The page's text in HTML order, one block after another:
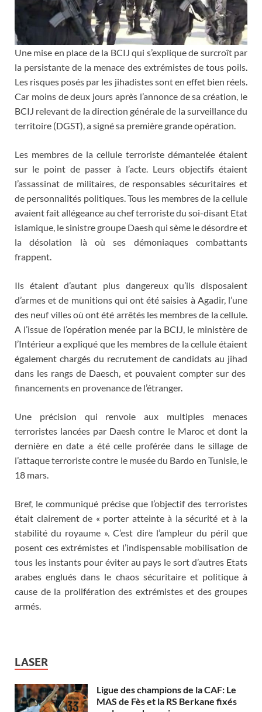
Une mise en place de la BCIJ qui s’explique de surcroît par
la persistante de la menace des extrémistes de tous poils.
Les risques posés par les jihadistes sont en effet bien réels.
Car moins de deux jours après l’annonce de sa création, le
BCIJ relevant de la direction générale de la surveillance du
territoire (DGST), a signé sa première grande opération.
Les membres de la cellule terroriste démantelée étaient
sur le point de passer à l’acte. Leurs objectifs étaient
l’assassinat de militaires, de responsables sécuritaires et
de personnalités politiques. Tous les membres de la cellule
avaient fait allégeance au chef terroriste du soi-disant Etat
islamique, le sinistre groupe Daesh qui sème le désordre et
la désolation là où ses démoniaques combattants
frappent.
Ils étaient d’autant plus dangereux qu’ils disposaient
d’armes et de munitions qui ont été saisies à Agadir, l’une
des neuf villes où ont été arrêtés les membres de la cellule.
A l’issue de l’opération menée par la BCIJ, le ministère de
l’Intérieur a expliqué que les membres de la cellule étaient
également chargés du recrutement de candidats au jihad
dans les rangs de Daesch, et pouvaient compter sur des
financements en provenance de l’étranger.
Une précision qui renvoie aux multiples menaces
terroristes lancées par Daesh contre le Maroc et dont la
dernière en date a été celle proférée dans le sillage de
l’attaque terroriste contre le musée du Bardo en Tunisie, le
18 mars.
Bref, le communiqué précise que l’objectif des terroristes
était clairement de « porter atteinte à la sécurité et à la
stabilité du royaume ». C’est dire l’ampleur du péril que
posent ces extrémistes et l’indispensable mobilisation de
tous les instants pour éviter au pays le sort d’autres Etats
arabes englués dans le chaos sécuritaire et politique à
cause de la prolifération des extrémistes et des groupes
armés.
LASER
Ligue des champions de la CAF: Le
MAS de Fès et la RS Berkane fixés